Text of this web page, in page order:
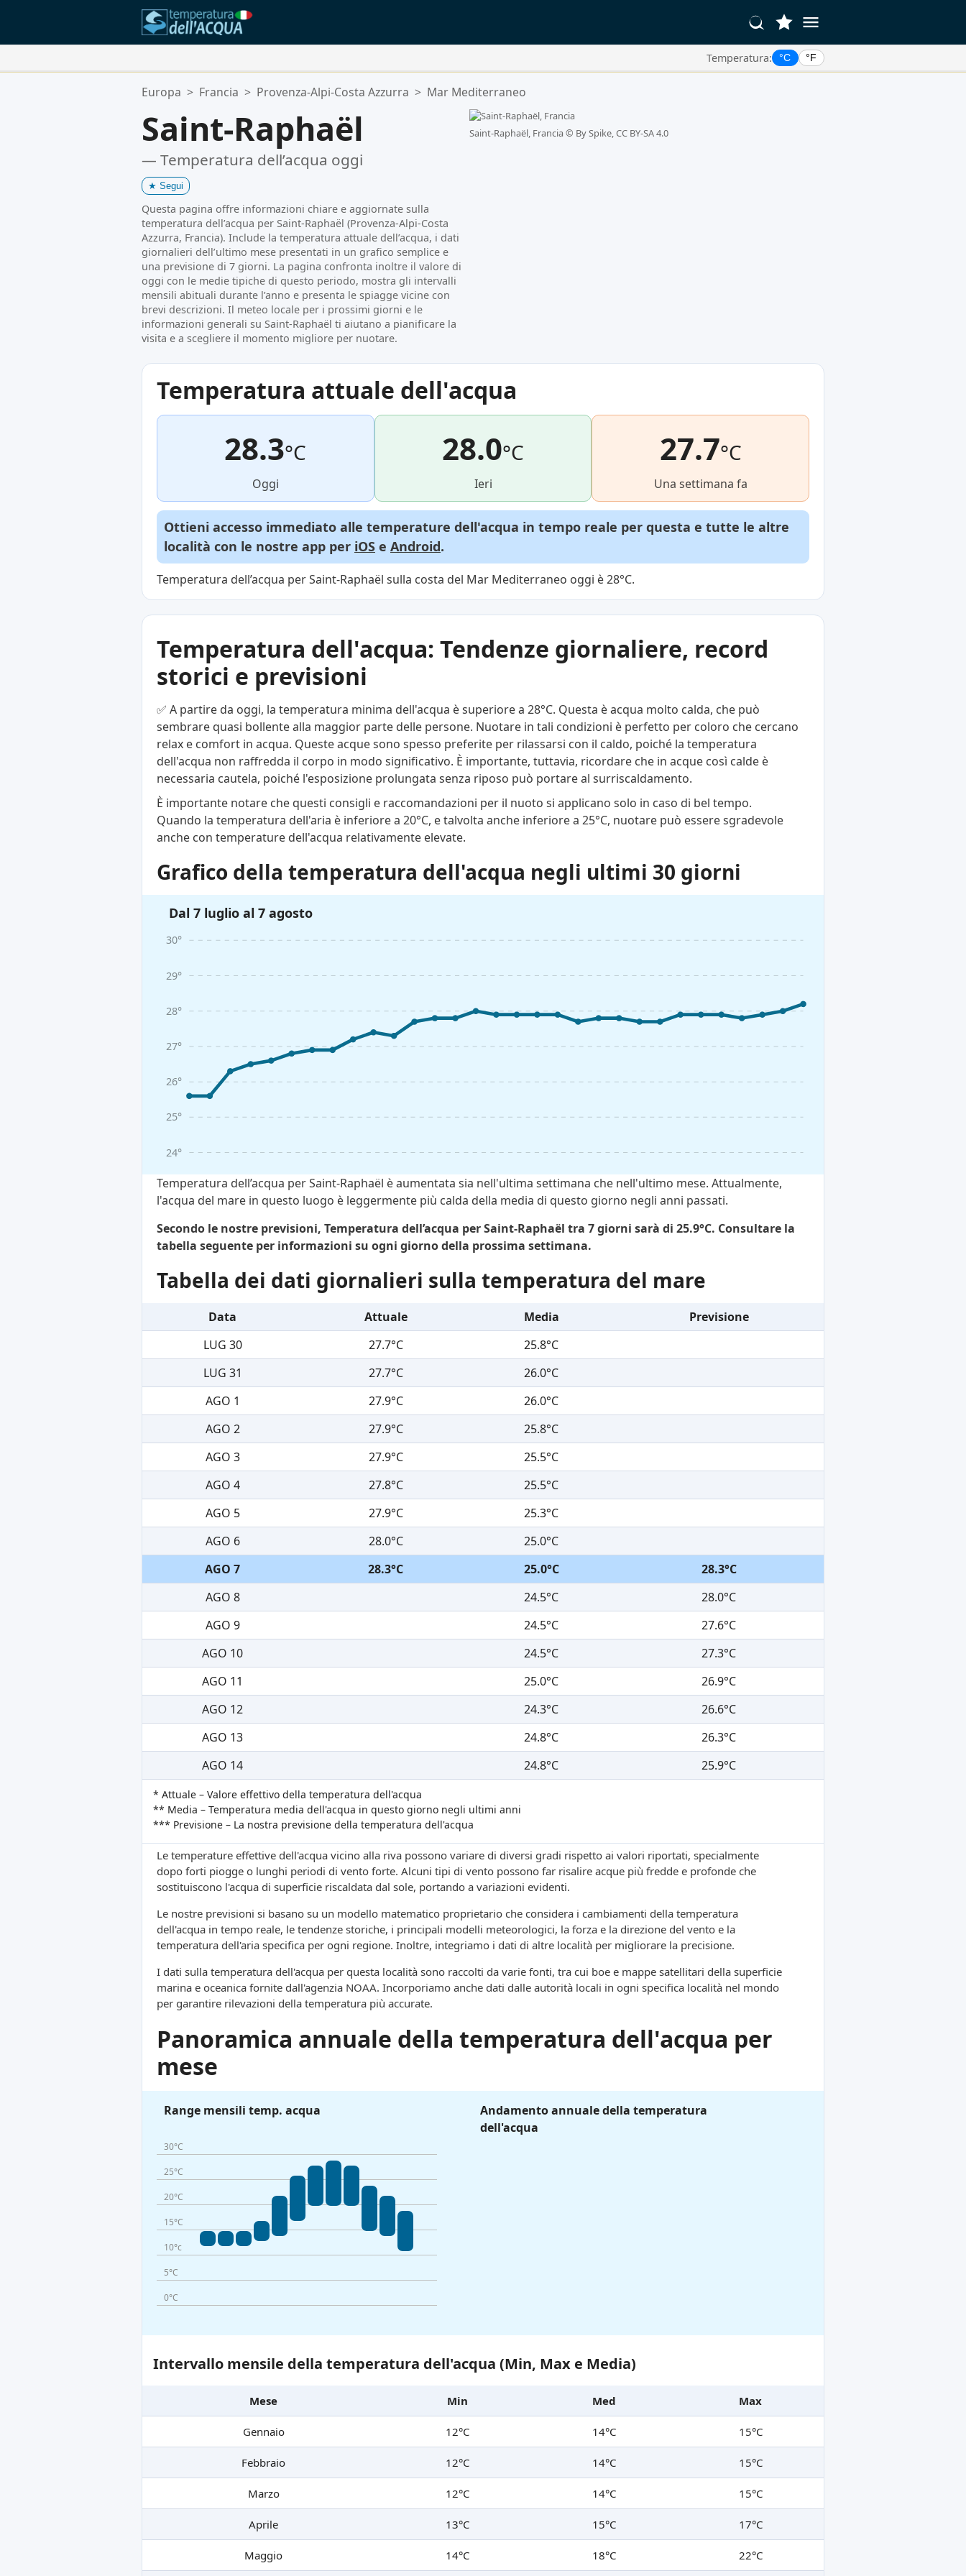
Temperatura: °C °F
Le Tue Posizioni Preferite:
Europa > Francia > Provenza-Alpi-Costa Azzurra > Mar Mediterraneo
Saint-Raphaël
— Temperatura dell’acqua oggi
★ Segui
Questa pagina offre informazioni chiare e aggiornate sulla
temperatura dell’acqua per Saint-Raphaël (Provenza-Alpi-Costa
Azzurra, Francia). Include la temperatura attuale dell’acqua, i dati
giornalieri dell’ultimo mese presentati in un grafico semplice e
una previsione di 7 giorni. La pagina confronta inoltre il valore di
oggi con le medie tipiche di questo periodo, mostra gli intervalli
mensili abituali durante l’anno e presenta le spiagge vicine con
brevi descrizioni. Il meteo locale per i prossimi giorni e le
informazioni generali su Saint-Raphaël ti aiutano a pianificare la
visita e a scegliere il momento migliore per nuotare.
Saint-Raphaël, Francia © By Spike, CC BY-SA 4.0
Temperatura attuale dell'acqua
28.3°C
Oggi
28.0°C
Ieri
27.7°C
Una settimana fa
Ottieni accesso immediato alle temperature dell'acqua in tempo reale per questa e tutte le altre
località con le nostre app per iOS e Android.
Temperatura dell’acqua per Saint-Raphaël sulla costa del Mar Mediterraneo oggi è 28°C.
Temperatura dell'acqua: Tendenze giornaliere, record
storici e previsioni
✅ A partire da oggi, la temperatura minima dell'acqua è superiore a 28°C. Questa è acqua molto calda, che può
sembrare quasi bollente alla maggior parte delle persone. Nuotare in tali condizioni è perfetto per coloro che cercano
relax e comfort in acqua. Queste acque sono spesso preferite per rilassarsi con il caldo, poiché la temperatura
dell'acqua non raffredda il corpo in modo significativo. È importante, tuttavia, ricordare che in acque così calde è
necessaria cautela, poiché l'esposizione prolungata senza riposo può portare al surriscaldamento.
È importante notare che questi consigli e raccomandazioni per il nuoto si applicano solo in caso di bel tempo.
Quando la temperatura dell'aria è inferiore a 20°C, e talvolta anche inferiore a 25°C, nuotare può essere sgradevole
anche con temperature dell'acqua relativamente elevate.
Grafico della temperatura dell'acqua negli ultimi 30 giorni
Dal 7 luglio al 7 agosto
24°
25°
26°
27°
28°
29°
30°
Temperatura dell’acqua per Saint-Raphaël è aumentata sia nell'ultima settimana che nell'ultimo mese. Attualmente,
l'acqua del mare in questo luogo è leggermente più calda della media di questo giorno negli anni passati.
Secondo le nostre previsioni, Temperatura dell’acqua per Saint-Raphaël tra 7 giorni sarà di 25.9°C. Consultare la
tabella seguente per informazioni su ogni giorno della prossima settimana.
Tabella dei dati giornalieri sulla temperatura del mare
Data Attuale Media
Previsione
LUG 30
27.7°C
25.8°C
LUG 31
27.7°C
26.0°C
AGO 1
27.9°C
26.0°C
AGO 2
27.9°C
25.8°C
AGO 3
27.9°C
25.5°C
AGO 4
27.8°C
25.5°C
AGO 5
27.9°C
25.3°C
AGO 6
28.0°C
25.0°C
AGO 7
28.3°C 25.0°C
28.3°C
AGO 8
24.5°C
28.0°C
AGO 9
24.5°C
27.6°C
AGO 10
24.5°C
27.3°C
AGO 11
25.0°C
26.9°C
AGO 12
24.3°C
26.6°C
AGO 13
24.8°C
26.3°C
AGO 14
24.8°C 25.9°C
* Attuale – Valore effettivo della temperatura dell'acqua
** Media – Temperatura media dell'acqua in questo giorno negli ultimi anni
*** Previsione – La nostra previsione della temperatura dell'acqua
Le temperature effettive dell'acqua vicino alla riva possono variare di diversi gradi rispetto ai valori riportati, specialmente
dopo forti piogge o lunghi periodi di vento forte. Alcuni tipi di vento possono far risalire acque più fredde e profonde che
sostituiscono l'acqua di superficie riscaldata dal sole, portando a variazioni evidenti.
Le nostre previsioni si basano su un modello matematico proprietario che considera i cambiamenti della temperatura
dell'acqua in tempo reale, le tendenze storiche, i principali modelli meteorologici, la forza e la direzione del vento e la
temperatura dell'aria specifica per ogni regione. Inoltre, integriamo i dati di altre località per migliorare la precisione.
I dati sulla temperatura dell'acqua per questa località sono raccolti da varie fonti, tra cui boe e mappe satellitari della superficie
marina e oceanica fornite dall'agenzia NOAA. Incorporiamo anche dati dalle autorità locali in ogni specifica località nel mondo
per garantire rilevazioni della temperatura più accurate.
Panoramica annuale della temperatura dell'acqua per
mese
Range mensili temp. acqua
30°C
25°C
20°C
15°C
10°c
5°C
0°C
Andamento annuale della temperatura
dell'acqua
Intervallo mensile della temperatura dell'acqua (Min, Max e Media)
Mese Min Med Max
Gennaio 12°C 14°C 15°C
Febbraio 12°C 14°C 15°C
Marzo 12°C 14°C 15°C
Aprile 13°C 15°C 17°C
Maggio 14°C 18°C 22°C